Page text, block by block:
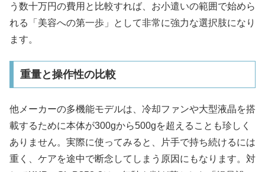
う数十万円の費用と比較すれば、お小遣いの範囲で始めら
れる「美容への第一歩」として非常に強力な選択肢になり
ます。
重量と操作性の比較
他メーカーの多機能モデルは、冷却ファンや大型液晶を搭
載するために本体が300gから500gを超えることも珍しく
ありません。実際に使ってみると、片手で持ち続けるには
重く、ケアを途中で断念してしまう原因にもなります。対